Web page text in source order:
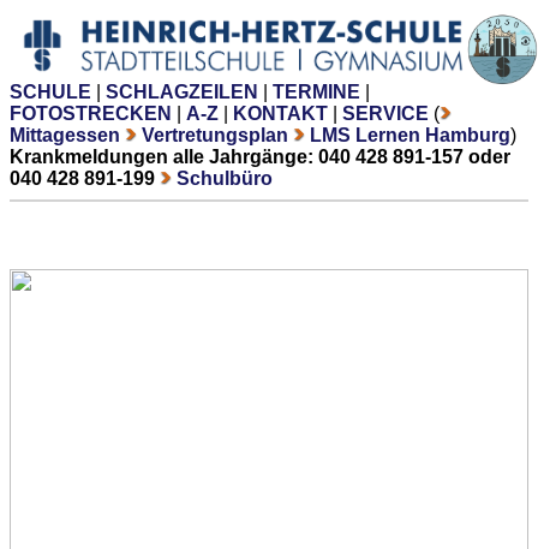
SCHULE SCHLAGZEILEN TERMINE
FOTOSTRECKEN
A-Z KONTAKT SERVICE (
Mittagessen
Vertretungsplan LMS Lernen Hamburg)
Krankmeldungen alle Jahrgänge: 040 428 891-157 oder
040 428 891-199
Schulbüro